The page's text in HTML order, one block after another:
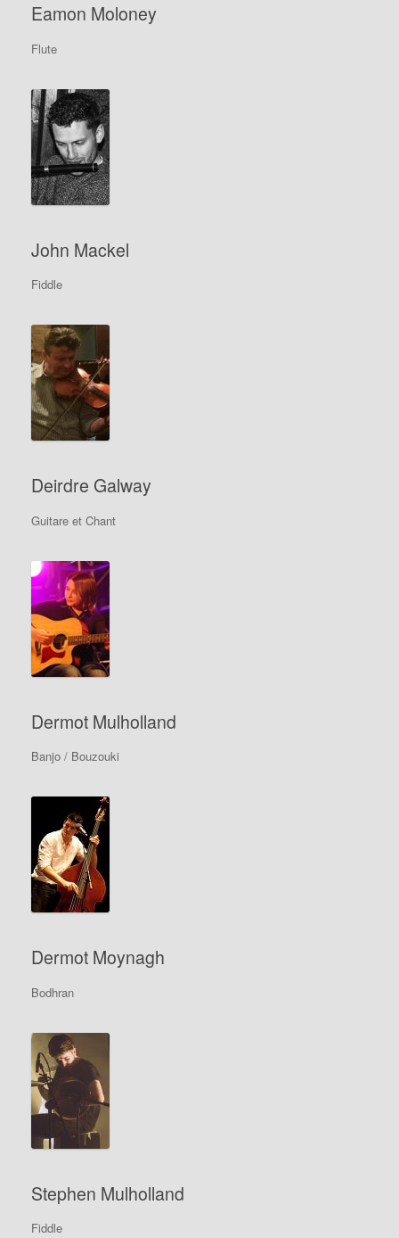
Eamon Moloney
Flute
John Mackel
Fiddle
Deirdre Galway
Guitare et Chant
Dermot Mulholland
Banjo / Bouzouki
Dermot Moynagh
Bodhran
Stephen Mulholland
Fiddle